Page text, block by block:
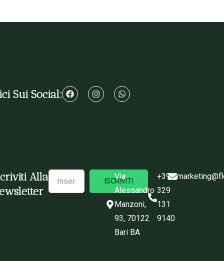
Sui Social:
Alla
ISCRIVITI
Via
Alessandro
Manzoni,
93, 70122
Bari BA
+39
329
131
9140